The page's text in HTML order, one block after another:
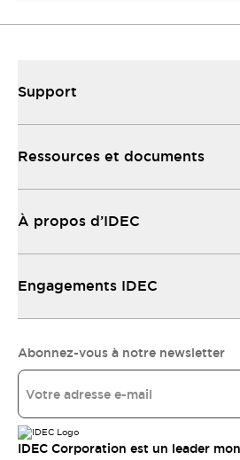
Support
Ressources et documents
À propos d’IDEC
Engagements IDEC
Abonnez-vous à notre newsletter
IDEC Corporation est un leader